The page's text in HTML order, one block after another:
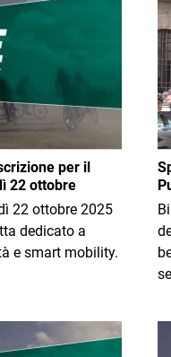
per il
22 ottobre
22 ottobre 2025
dedicato a
e smart mobility.